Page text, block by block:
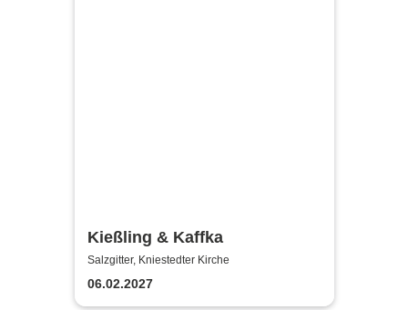
Kießling & Kaffka
Salzgitter, Kniestedter Kirche
06.02.2027